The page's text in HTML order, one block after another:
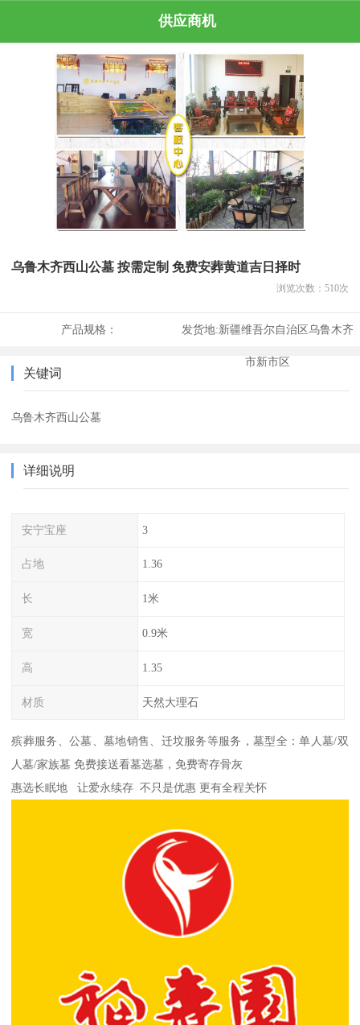
供应商机
乌鲁木齐西山公墓 按需定制 免费安葬黄道吉日择时
浏览次数： 510次
产品规格： 发货地:新疆维吾尔自治区乌鲁木齐
市新市区
关键词
乌鲁木齐西山公墓
详细说明
安宁宝座 3
占地 1.36
长 1米
宽 0.9米
高 1.35
材质 天然大理石
殡葬服务、公墓、墓地销售、迁坟服务等服务，墓型全：单人墓/双
人墓/家族墓 免费接送看墓选墓，免费寄存骨灰
惠选长眠地 让爱永续存 不只是优惠 更有全程关怀